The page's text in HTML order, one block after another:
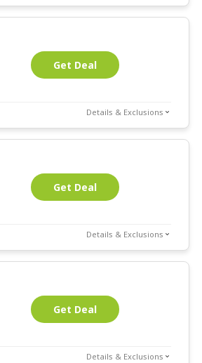
Get Deal
Details & Exclusions
Get Deal
Details & Exclusions
Get Deal
Details & Exclusions